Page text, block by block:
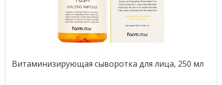
Витаминизирующая сыворотка для лица, 250 мл